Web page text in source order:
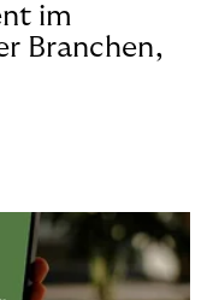
im
Branchen,